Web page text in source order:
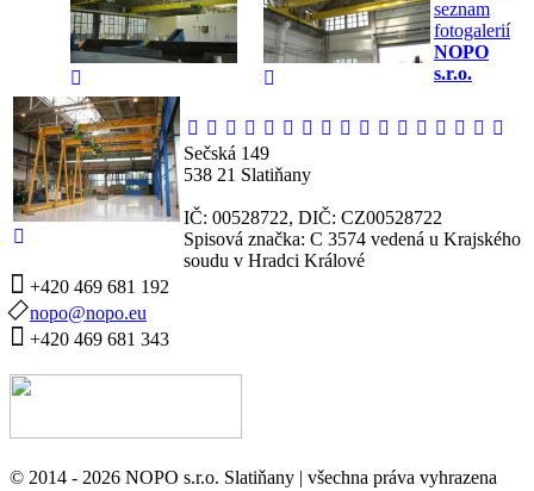
seznam
fotogalerií
NOPO
s.r.o.
Sečská 149
538 21 Slatiňany
IČ: 00528722, DIČ: CZ00528722
Spisová značka: C 3574 vedená u Krajského
soudu v Hradci Králové
+420 469 681 192
nopo@nopo.eu
+420 469 681 343
© 2014 - 2026 NOPO s.r.o. Slatiňany | všechna práva vyhrazena